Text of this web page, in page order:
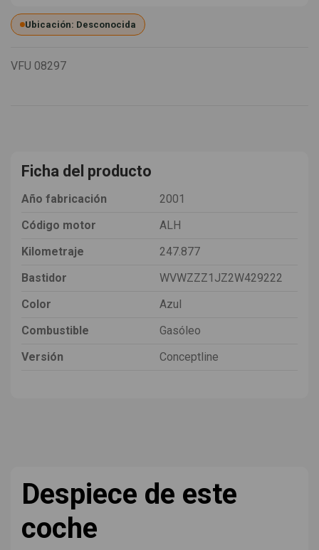
Ubicación: Desconocida
VFU 08297
Ficha del producto
Año fabricación
2001
Código motor
ALH
Kilometraje
247.877
Bastidor
WVWZZZ1JZ2W429222
Color
Azul
Combustible
Gasóleo
Versión
Conceptline
Despiece de este
coche